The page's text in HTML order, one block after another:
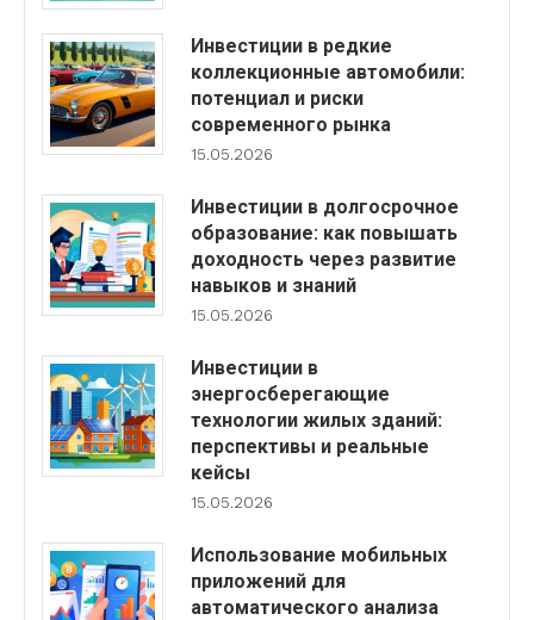
Инвестиции в редкие
коллекционные автомобили:
потенциал и риски
современного рынка
15.05.2026
Инвестиции в долгосрочное
образование: как повышать
доходность через развитие
навыков и знаний
15.05.2026
Инвестиции в
энергосберегающие
технологии жилых зданий:
перспективы и реальные
кейсы
15.05.2026
Использование мобильных
приложений для
автоматического анализа